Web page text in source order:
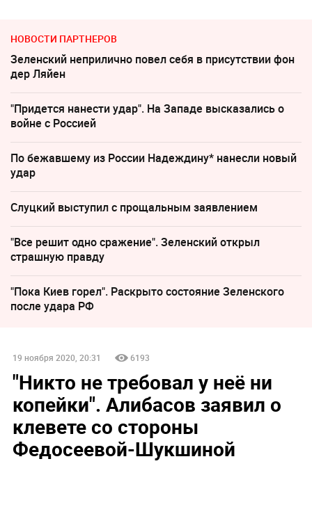
НОВОСТИ ПАРТНЕРОВ
Зеленский неприлично повел cебя в присутствии фон
дер Ляйен
"Придется нанести удар". На Западе высказались о
войне с Россией
По бежавшему из России Надеждину* нанесли новый
удар
Слуцкий выступил с прощальным заявлением
"Все решит одно сражение". Зеленский открыл
страшную правду
"Пока Киев горел". Раскрыто состояние Зеленского
после удара РФ
19 ноября 2020, 20:31 6193
"Никто не требовал у неё ни
копейки". Алибасов заявил о
клевете со стороны
Федосеевой-Шукшиной